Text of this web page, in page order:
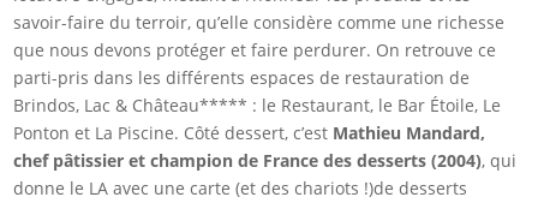
savoir-faire du terroir, qu’elle considère comme une richesse
que nous devons protéger et faire perdurer. On retrouve ce
parti-pris dans les différents espaces de restauration de
Brindos, Lac & Château***** : le Restaurant, le Bar Étoile, Le
Ponton et La Piscine. Côté dessert, c’est Mathieu Mandard,
chef pâtissier et champion de France des desserts (2004), qui
donne le LA avec une carte (et des chariots !)de desserts